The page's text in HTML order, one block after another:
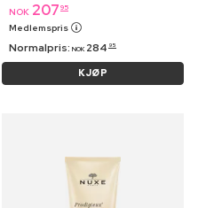
NOK 207 95
Medlemspris
Normalpris: NOK 284 95
KJØP